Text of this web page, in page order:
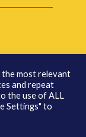
the most relevant
and repeat
the use of ALL
Settings" to